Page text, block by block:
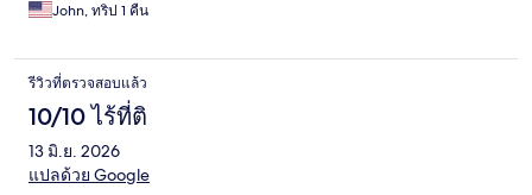
John, ทริป 1 คืน
รีวิวที่ตรวจสอบแล้ว
10/10 ไร้ที่ติ
13 มิ.ย. 2026
แปลด้วย Google